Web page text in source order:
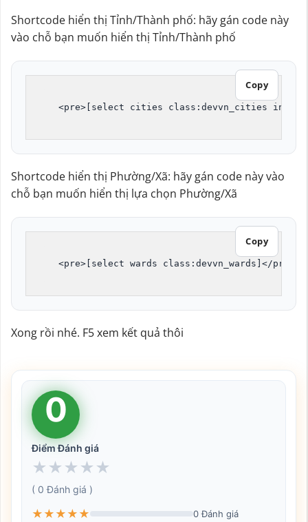
Shortcode hiển thị Tỉnh/Thành phố: hãy gán code này
vào chỗ bạn muốn hiển thị Tỉnh/Thành phố
Copy
<pre>[select cities class:devvn_cities
Shortcode hiển thị Phường/Xã: hãy gán code này vào
chỗ bạn muốn hiển thị lựa chọn Phường/Xã
Copy
<pre>[select wards class:devvn_wards]</pre>
Xong rồi nhé. F5 xem kết quả thôi
0
Điểm Đánh giá
★ ★ ★ ★ ★
( 0 Đánh giá )
★ ★ ★ ★ ★ 0 Đánh giá